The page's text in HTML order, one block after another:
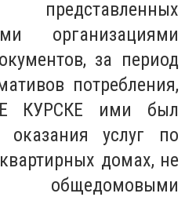
организациями
за период
потребления,
КУРСКЕ ими был
услуг по
домах, не
общедомовыми